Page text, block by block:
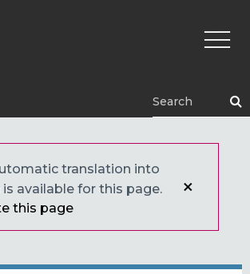
translation into
is available for this page.
this page